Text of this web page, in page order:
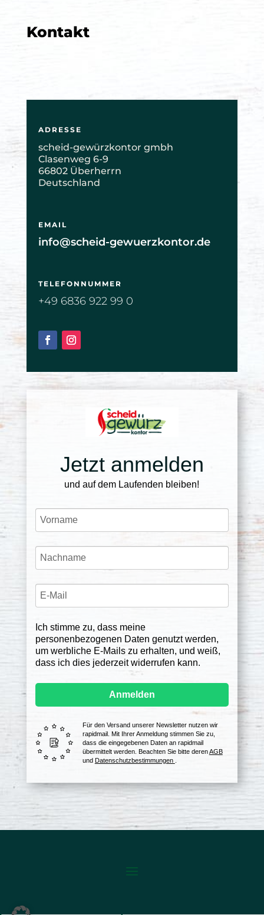
Kontakt
ADRESSE
scheid-gewürzkontor gmbh
Clasenweg 6-9
66802 Überherrn
Deutschland
EMAIL
info@scheid-gewuerzkontor.de
TELEFONNUMMER
+49 6836 922 99 0
Jetzt anmelden
und auf dem Laufenden bleiben!
Ich stimme zu, dass meine
personenbezogenen Daten genutzt werden,
um werbliche E-Mails zu erhalten, und weiß,
dass ich dies jederzeit widerrufen kann.
Anmelden
Für den Versand unserer Newsletter nutzen wir
rapidmail. Mit Ihrer Anmeldung stimmen Sie zu,
dass die eingegebenen Daten an rapidmail
übermittelt werden. Beachten Sie bitte derenAGB
und Datenschutzbestimmungen